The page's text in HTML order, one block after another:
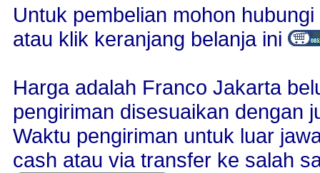
Untuk pembelian mohon
atau klik keranjang belanja ini
Harga adalah Franco Jakarta
pengiriman disesuaikan dengan
Waktu pengiriman untuk luar
cash atau via transfer ke salah